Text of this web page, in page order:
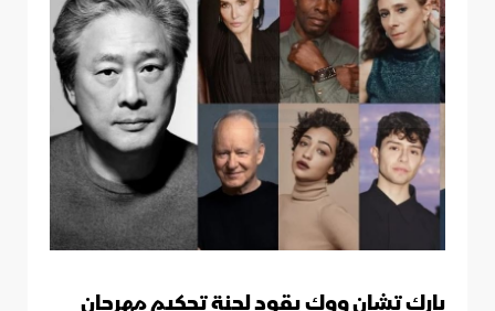
بارك تشان ووك يقود لجنة تحكيم مهرجان